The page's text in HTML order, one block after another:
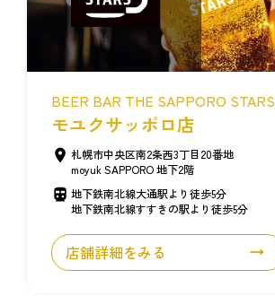
BEER BAR THE SAPPORO STARS
モユクサッポロ店
札幌市中央区南2条西3丁目20番地
moyuk SAPPORO 地下2階
地下鉄南北線大通駅より徒歩5分
地下鉄南北線すすきの駅より徒歩5分
店舗詳細をみる